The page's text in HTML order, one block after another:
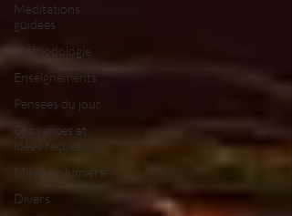
Méditations
guidées
Méthodologie
Enseignements
Pensées du jour
Croyances et
idées reçues
Mises en lumière
Divers